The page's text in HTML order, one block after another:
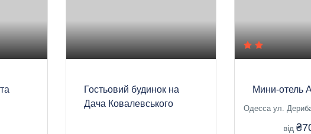
Гостьовий будинок на
Дача Ковалевського
Мини-отель
Одесса ул.
від